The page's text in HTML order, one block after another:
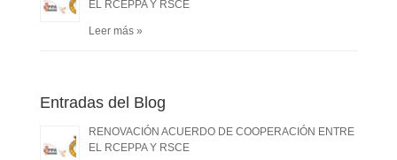
EL RCEPPA Y RSCE
Leer más »
Entradas del Blog
RENOVACIÓN ACUERDO DE COOPERACIÓN ENTRE
EL RCEPPA Y RSCE